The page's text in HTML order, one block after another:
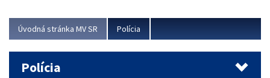
Úvodná stránka MV SR Polícia
Polícia